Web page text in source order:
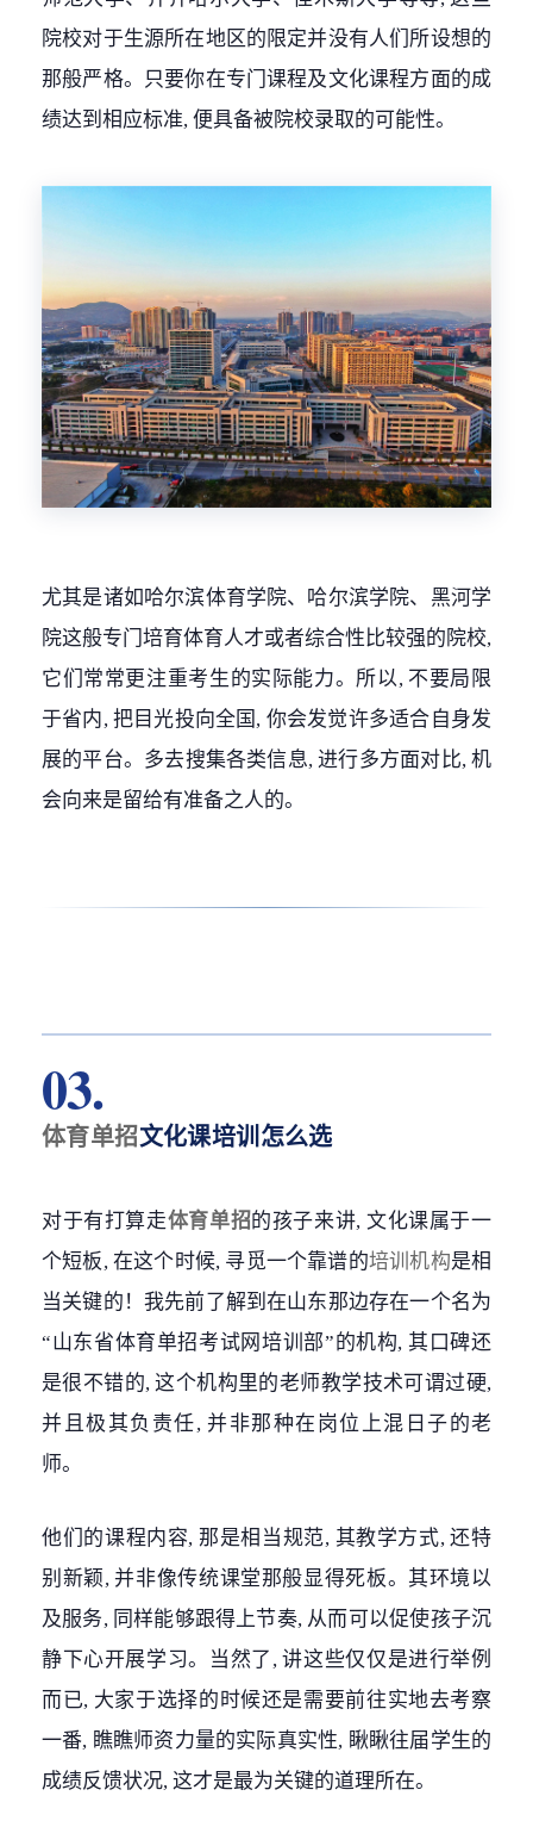
院校对于生源所在地区的限定并没有人们所设想的
那般严格。只要你在专门课程及文化课程方面的成
绩达到相应标准, 便具备被院校录取的可能性。
尤其是诸如哈尔滨体育学院、哈尔滨学院、黑河学
院这般专门培育体育人才或者综合性比较强的院校,
它们常常更注重考生的实际能力。所以, 不要局限
于省内, 把目光投向全国, 你会发觉许多适合自身发
展的平台。多去搜集各类信息, 进行多方面对比, 机
会向来是留给有准备之人的。
03.
体育单招文化课培训怎么选
对于有打算走体育单招的孩子来讲, 文化课属于一
个短板, 在这个时候, 寻觅一个靠谱的培训机构是相
当关键的！我先前了解到在山东那边存在一个名为
“山东省体育单招考试网培训部”的机构, 其口碑还
是很不错的, 这个机构里的老师教学技术可谓过硬,
并且极其负责任, 并非那种在岗位上混日子的老
师。
他们的课程内容, 那是相当规范, 其教学方式, 还特
别新颖, 并非像传统课堂那般显得死板。其环境以
及服务, 同样能够跟得上节奏, 从而可以促使孩子沉
静下心开展学习。当然了, 讲这些仅仅是进行举例
而已, 大家于选择的时候还是需要前往实地去考察
一番, 瞧瞧师资力量的实际真实性, 瞅瞅往届学生的
成绩反馈状况, 这才是最为关键的道理所在。